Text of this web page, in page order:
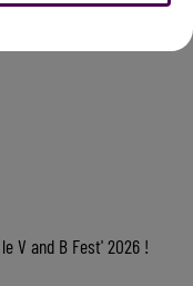
V and B Fest' 2026 !